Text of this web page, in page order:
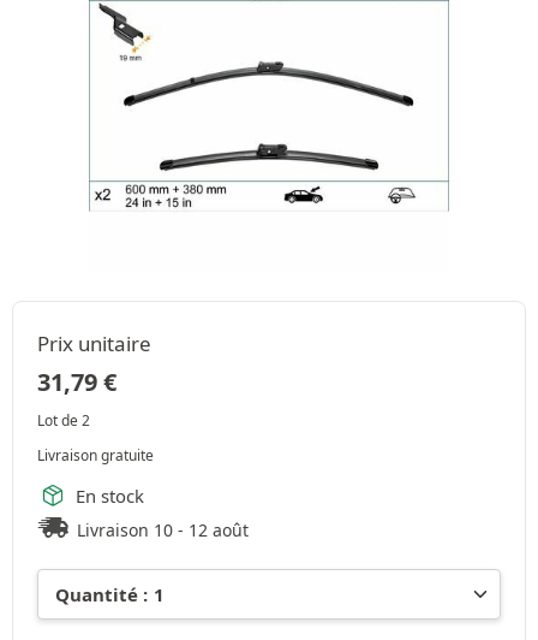
Prix unitaire
31,79€
Lot de 2
Livraison gratuite
En stock
Livraison 10 - 12 août